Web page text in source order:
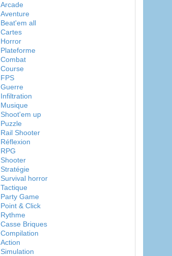
Arcade
Aventure
Beat'em all
Cartes
Horror
Plateforme
Combat
Course
FPS
Guerre
Infiltration
Musique
Shoot'em up
Puzzle
Rail Shooter
Réflexion
RPG
Shooter
Stratégie
Survival horror
Tactique
Party Game
Point & Click
Rythme
Casse Briques
Compilation
Action
Simulation